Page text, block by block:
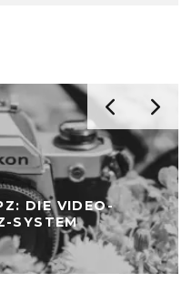
DIE VIDEO-
SYSTEM